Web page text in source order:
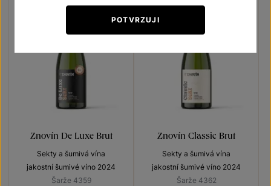
Znovín De Luxe Brut
Sekty a šumivá vína
jakostní šumivé víno 2024
Šarže 4359
Znovín Classic Brut
Sekty a šumivá vína
jakostní šumivé víno 2024
Šarže 4362
POTVRZUJI